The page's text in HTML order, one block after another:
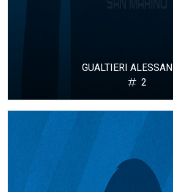
GUALTIERI
2